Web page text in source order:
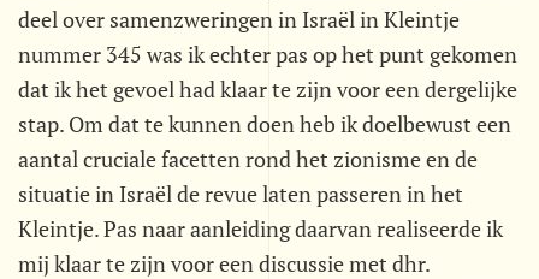
deel over samenzweringen in Israël in Kleintje
nummer 345 was ik echter pas op het punt gekomen
dat ik het gevoel had klaar te zijn voor een dergelijke
stap. Om dat te kunnen doen heb ik doelbewust een
aantal cruciale facetten rond het zionisme en de
situatie in Israël de revue laten passeren in het
Kleintje. Pas naar aanleiding daarvan realiseerde ik
mij klaar te zijn voor een discussie met dhr.